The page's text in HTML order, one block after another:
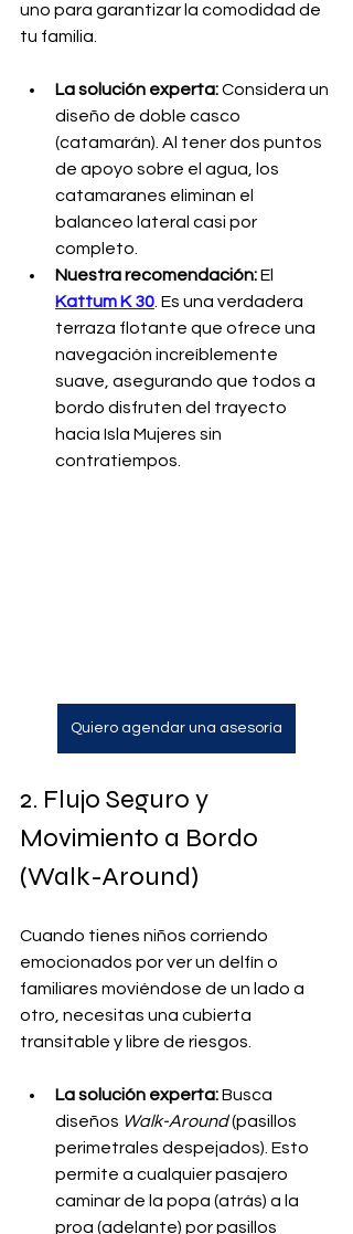
uno para garantizar la comodidad de
tu familia.
La solución experta: Considera un
diseño de doble casco
(catamarán). Al tener dos puntos
de apoyo sobre el agua, los
catamaranes eliminan el
balanceo lateral casi por
completo.
Nuestra recomendación: El
Kattum K 30 . Es una verdadera
terraza flotante que ofrece una
navegación increíblemente
suave, asegurando que todos a
bordo disfruten del trayecto
hacia Isla Mujeres sin
contratiempos.
Quiero agendar una asesoría
2. Flujo Seguro y
Movimiento a Bordo
(Walk-Around)
Cuando tienes niños corriendo
emocionados por ver un delfín o
familiares moviéndose de un lado a
otro, necesitas una cubierta
transitable y libre de riesgos.
La solución experta: Busca
diseños Walk-Around (pasillos
perimetrales despejados). Esto
permite a cualquier pasajero
caminar de la popa (atrás) a la
proa (adelante) por pasillos